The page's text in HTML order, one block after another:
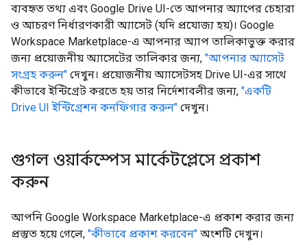
ব্যবহৃত তথ্য এবং Google Drive UI-তে আপনার অ্যাপের চেহারা
ও আচরণ নির্ধারণকারী অ্যাসেট (যদি প্রযোজ্য হয়)। Google
Workspace Marketplace-এ আপনার অ্যাপ তালিকাভুক্ত করার
জন্য প্রয়োজনীয় অ্যাসেটের তালিকার জন্য, "আপনার অ্যাসেট
সংগ্রহ করুন" দেখুন। প্রয়োজনীয় অ্যাসেটসহ Drive UI-এর সাথে
কীভাবে ইন্টিগ্রেট করতে হয় তার নির্দেশাবলীর জন্য, "একটি
Drive UI ইন্টিগ্রেশন কনফিগার করুন" দেখুন।
গুগল ওয়ার্কস্পেস মার্কেটপ্লেসে প্রকাশ
করুন
আপনি Google Workspace Marketplace-এ প্রকাশ করার জন্য
প্রস্তুত হয়ে গেলে, "কীভাবে প্রকাশ করবেন" অংশটি দেখুন।